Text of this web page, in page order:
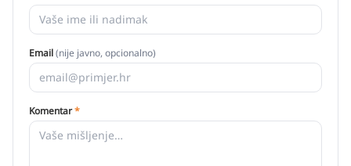
Email(nije javno, opcionalno)
Komentar*